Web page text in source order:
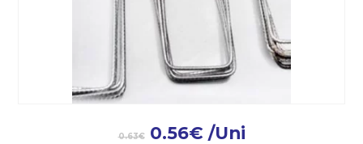
0.63€ 0.56€ /Uni